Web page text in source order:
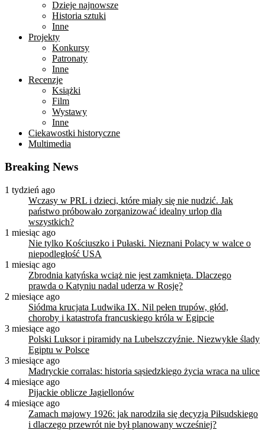
Dzieje najnowsze
Historia sztuki
Inne
Projekty
Konkursy
Patronaty
Inne
Recenzje
Książki
Film
Wystawy
Inne
Ciekawostki historyczne
Multimedia
Breaking News
1 tydzień ago
Wczasy w PRL i dzieci, które miały się nie nudzić. Jak
państwo próbowało zorganizować idealny urlop dla
wszystkich?
1 miesiąc ago
Nie tylko Kościuszko i Pułaski. Nieznani Polacy w walce o
niepodległość USA
1 miesiąc ago
Zbrodnia katyńska wciąż nie jest zamknięta. Dlaczego
prawda o Katyniu nadal uderza w Rosję?
2 miesiące ago
Siódma krucjata Ludwika IX. Nil pełen trupów, głód,
choroby i katastrofa francuskiego króla w Egipcie
3 miesiące ago
Polski Luksor i piramidy na Lubelszczyźnie. Niezwykłe ślady
Egiptu w Polsce
3 miesiące ago
Madryckie corralas: historia sąsiedzkiego życia wraca na ulice
4 miesiące ago
Pijackie oblicze Jagiellonów
4 miesiące ago
Zamach majowy 1926: jak narodziła się decyzja Piłsudskiego
i dlaczego przewrót nie był planowany wcześniej?